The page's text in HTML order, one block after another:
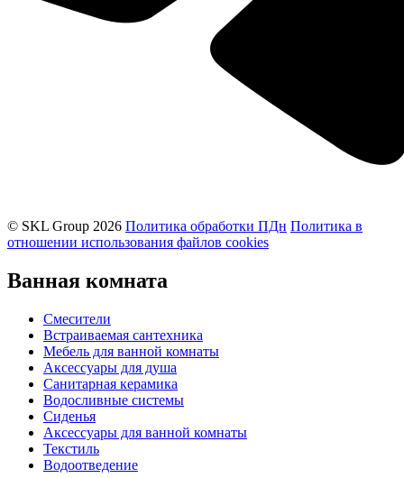
© SKL Group 2026 Политика обработки ПДн Политика в
отношении использования файлов cookies
Ванная комната
Смесители
Встраиваемая сантехника
Мебель для ванной комнаты
Аксессуары для душа
Санитарная керамика
Водосливные системы
Сиденья
Аксессуары для ванной комнаты
Текстиль
Водоотведение